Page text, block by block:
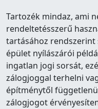
Tartozék mindaz, ami
rendeltetésszerű
tartásához rendszerint
épület nyílászárói
ingatlan jogi sorsát,
zálogjoggal terhelni
építménytől
zálogjogot